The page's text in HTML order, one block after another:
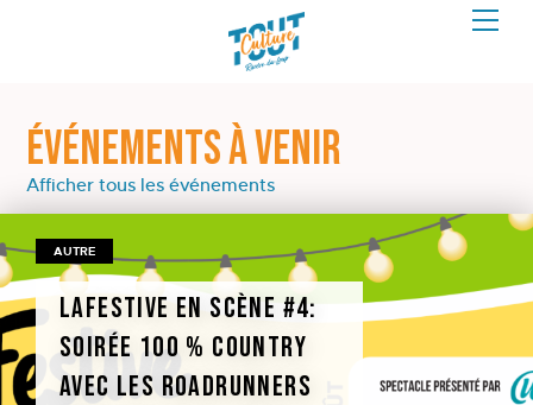
ÉVÉNEMENTS À VENIR
Afficher tous les événements
AUTRE
LAFestive en scène #4:
Soirée 100 % country
avec Les roadrunners